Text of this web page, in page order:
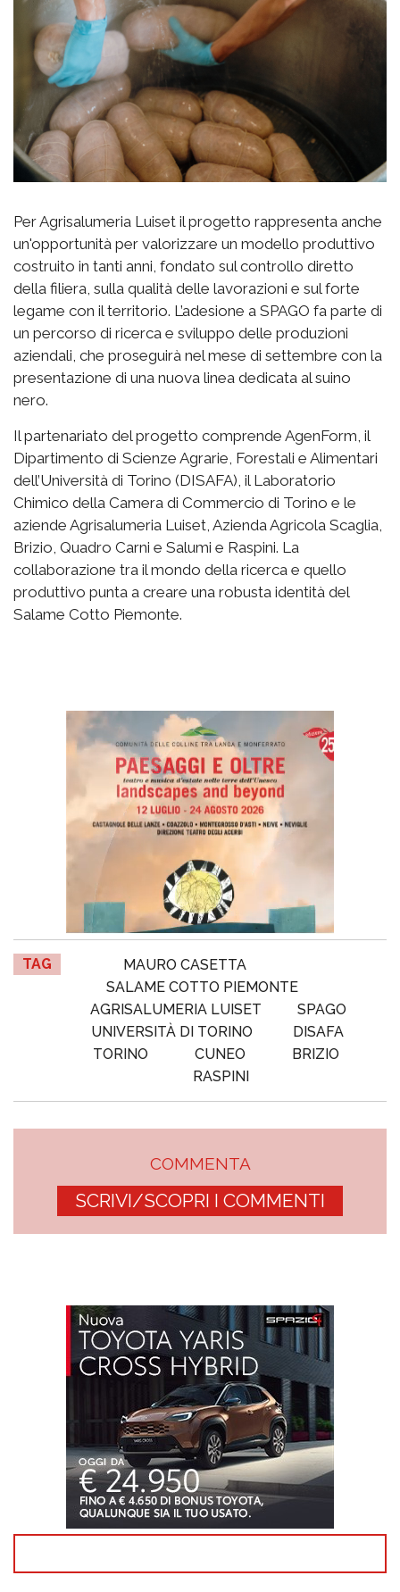
Per Agrisalumeria Luiset il progetto rappresenta anche
un'opportunità per valorizzare un modello produttivo
costruito in tanti anni, fondato sul controllo diretto
della filiera, sulla qualità delle lavorazioni e sul forte
legame con il territorio. L’adesione a SPAGO fa parte di
un percorso di ricerca e sviluppo delle produzioni
aziendali, che proseguirà nel mese di settembre con la
presentazione di una nuova linea dedicata al suino
nero.
Il partenariato del progetto comprende AgenForm, il
Dipartimento di Scienze Agrarie, Forestali e Alimentari
dell’Università di Torino (DISAFA), il Laboratorio
Chimico della Camera di Commercio di Torino e le
aziende Agrisalumeria Luiset, Azienda Agricola Scaglia,
Brizio, Quadro Carni e Salumi e Raspini. La
collaborazione tra il mondo della ricerca e quello
produttivo punta a creare una robusta identità del
Salame Cotto Piemonte.
TAG
MAURO CASETTA
SALAME COTTO PIEMONTE
AGRISALUMERIA LUISET
SPAGO
UNIVERSITÀ DI TORINO
DISAFA
TORINO
CUNEO
BRIZIO
RASPINI
COMMENTA
SCRIVI/SCOPRI I COMMENTI